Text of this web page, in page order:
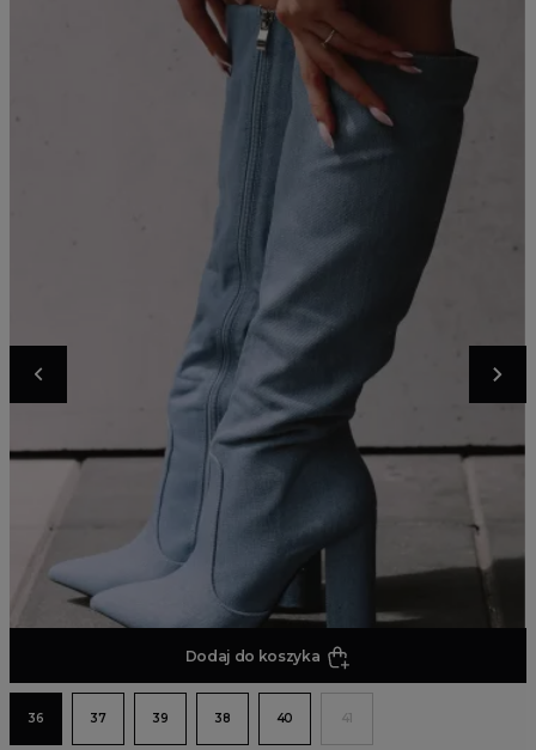
Dodaj do koszyka
36 37 39 38 40 41